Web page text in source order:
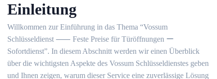
Einleitung
Willkommen zur Einführung in das Thema “Vossum
Schlüsseldienst ⸺ Feste Preise für Türöffnungen ー
Sofortdienst”. In diesem Abschnitt werden wir einen Überblick
über die wichtigsten Aspekte des Vossum Schlüsseldienstes geben
und Ihnen zeigen, warum dieser Service eine zuverlässige Lösung